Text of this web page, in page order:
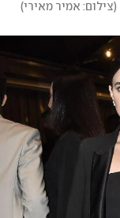
(צילום: אמיר מאירי)